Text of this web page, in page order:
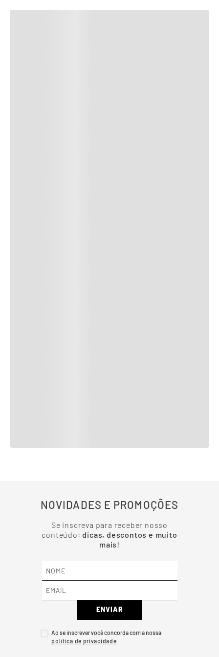
NOVIDADES E PROMOÇÕES
Se inscreva para receber nosso
conteúdo: dicas, descontos e muito
mais!
ENVIAR
Ao se inscrever você concorda com a nossa